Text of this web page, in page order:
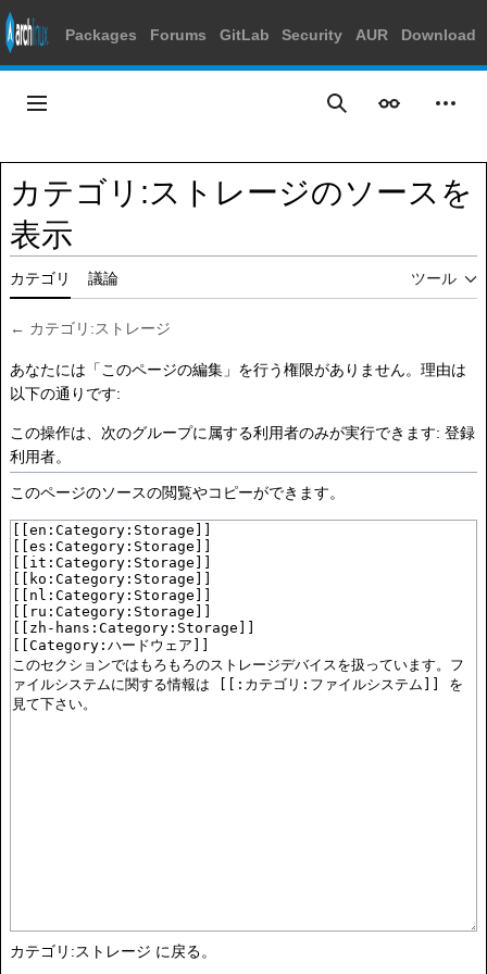
Packages Forums GitLab Security AUR Download
に
キ
ッ
プ
メインメニュー 検索 表示 個人
カテゴリ:ストレージのソースを
表示
カテゴリ 議論 ツール
← カテゴリ:ストレージ
あなたには「このページの編集」を行う権限がありません。理由は
以下の通りです:
この操作は、次のグループに属する利用者のみが実行できます: 登録
利用者。
このページのソースの閲覧やコピーができます。
カテゴリ:ストレージ に戻る。